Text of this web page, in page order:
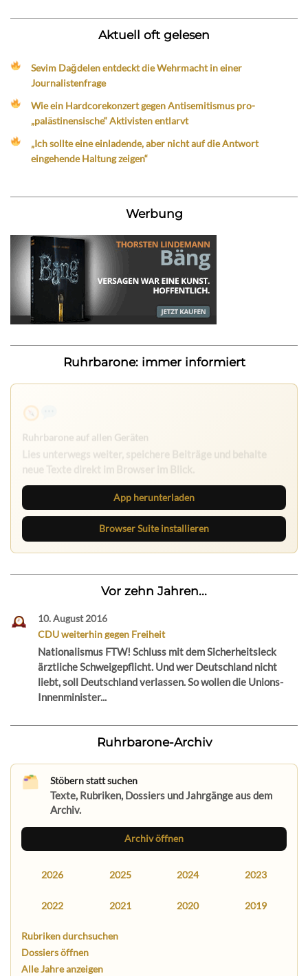
Aktuell oft gelesen
Sevim Dağdelen entdeckt die Wehrmacht in einer
Journalistenfrage
Wie ein Hardcorekonzert gegen Antisemitismus pro-
„palästinensische“ Aktivisten entlarvt
„Ich sollte eine einladende, aber nicht auf die Antwort
eingehende Haltung zeigen“
Werbung
Ruhrbarone: immer informiert
Ruhrbarone auf allen Geräten
Lies unterwegs weiter, speichere Beiträge und behalte
neue Texte direkt im Browser im Blick.
App herunterladen
Browser Suite installieren
Vor zehn Jahren...
10. August 2016
CDU weiterhin gegen Freiheit
Nationalismus FTW! Schluss mit dem Sicherheitsleck
ärztliche Schweigepflicht. Und wer Deutschland nicht
liebt, soll Deutschland verlassen. So wollen die Unions-
Innenminister...
Ruhrbarone-Archiv
Stöbern statt suchen
Texte, Rubriken, Dossiers und Jahrgänge aus dem
Archiv.
Archiv öffnen
2026 2025 2024 2023
2022 2021 2020 2019
Rubriken durchsuchen
Dossiers öffnen
Alle Jahre anzeigen